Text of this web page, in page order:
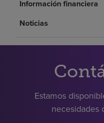
Pagar mi factura
Información financiera
Noticias
Estamos
necesidades